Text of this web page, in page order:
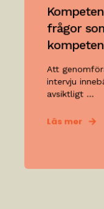
frågor
Att
intervju
avsiktligt ...
Läs mer